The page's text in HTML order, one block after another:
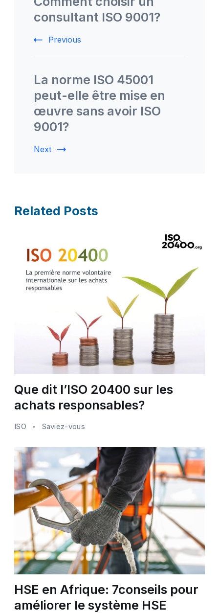
consultant ISO 9001?
Previous
La norme ISO 45001
peut-elle être mise en
œuvre sans avoir ISO
9001?
Next
Related Posts
Que dit l’ISO 20400 sur les
achats responsables?
ISO Saviez-vous
HSE en Afrique: 7conseils pour
améliorer le système HSE